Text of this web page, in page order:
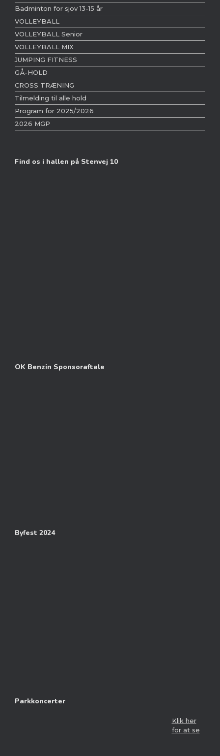
Badminton for sjov 13-15 år
VOLLEYBALL
VOLLEYBALL Senior
VOLLEYBALL MIX
JUMPING FITNESS
GÅ-HOLD
CROSS TRÆNING
Tilmelding til alle hold
Program for 2025/2026
2026 MGP
Find os i hallen på Stenvej 10
OK Benzin Sponsoraftale
Byfest 2024
Parkkoncerter
Klik her
for at se